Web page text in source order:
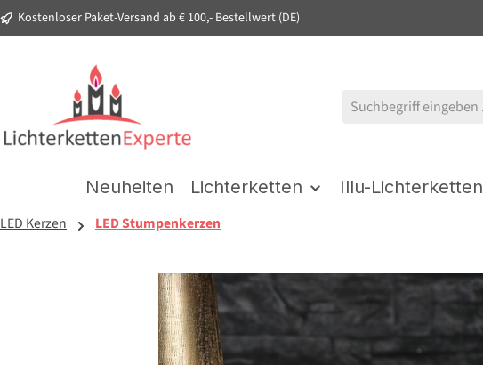
Zur Hauptnavigation springen
Kostenloser Paket-Versand ab € 100,- Bestellwert (DE)
Neuheiten Lichterketten Illu-Lichterketten
LED Kerzen LED Stumpenkerzen
Bildergalerie überspringen